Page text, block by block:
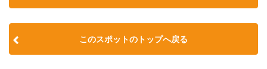
このスポットのトップへ戻る